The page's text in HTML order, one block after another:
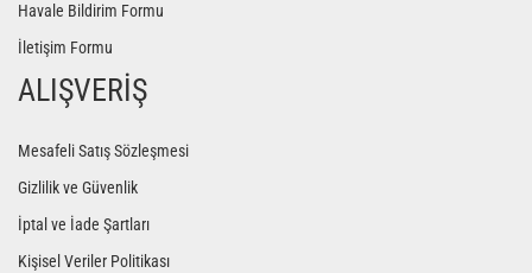
Havale Bildirim Formu
İletişim Formu
ALIŞVERİŞ
Mesafeli Satış Sözleşmesi
Gizlilik ve Güvenlik
İptal ve İade Şartları
Kişisel Veriler Politikası